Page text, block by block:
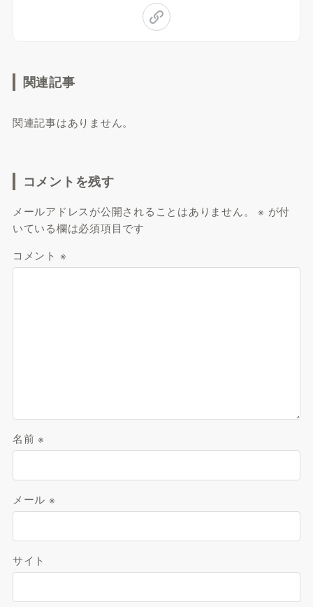
関連記事
関連記事はありません。
コメントを残す
メールアドレスが公開されることはありません。 ※ が付
いている欄は必須項目です
コメント ※
名前※
メール ※
サイト